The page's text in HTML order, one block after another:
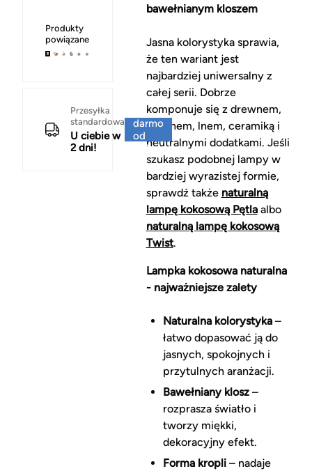
Produkty
powiązane
Przesyłka
standardowa
U ciebie w
2 dni!
darmo
od
150 zł
bawełnianym kloszem
Jasna kolorystyka sprawia,
że ten wariant jest
najbardziej uniwersalny z
całej serii. Dobrze
komponuje się z drewnem,
rattanem, lnem, ceramiką i
neutralnymi dodatkami. Jeśli
szukasz podobnej lampy w
bardziej wyrazistej formie,
sprawdź także naturalną
lampę kokosową Pętlaalbo
naturalną lampę kokosową
Twist.
Lampka kokosowa naturalna
- najważniejsze zalety
Naturalna kolorystyka–
łatwo dopasować ją do
jasnych, spokojnych i
przytulnych aranżacji.
Bawełniany klosz–
rozprasza światło i
tworzy miękki,
dekoracyjny efekt.
Forma kropli– nadaje